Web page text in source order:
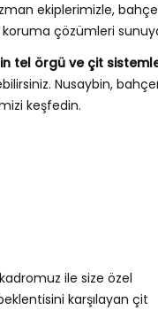
ekiplerimizle,
çözümleri
tel örgü ve çit
Nusaybin,
keşfedin.
ile size özel
karşılayan çit